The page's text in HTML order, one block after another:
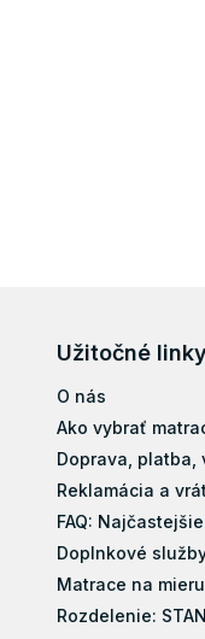
Užitočné linky
O nás
Ako vybrať
Doprava, platba,
Reklamácia a
FAQ:
Doplnkové
Matrace na mieru
Rozdelenie: